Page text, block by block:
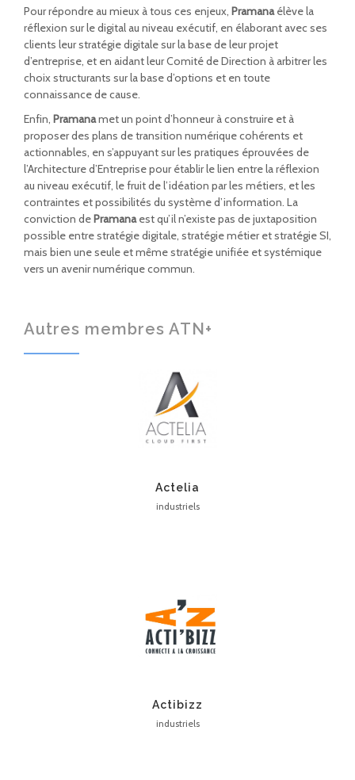
Pour répondre au mieux à tous ces enjeux, Pramanaélève la
réflexion sur le digital au niveau exécutif, en élaborant avec ses
clients leur stratégie digitale sur la base de leur projet
d’entreprise, et en aidant leur Comité de Direction à arbitrer les
choix structurants sur la base d’options et en toute
connaissance de cause.
Enfin, Pramanamet un point d’honneur à construire et à
proposer des plans de transition numérique cohérents et
actionnables, en s’appuyant sur les pratiques éprouvées de
l’Architecture d’Entreprise pour établir le lien entre la réflexion
au niveau exécutif, le fruit de l’idéation par les métiers, et les
contraintes et possibilités du système d’information. La
conviction dePramanaest qu’il n’existe pas de juxtaposition
possible entre stratégie digitale, stratégie métier et stratégie SI,
mais bien une seule et même stratégie unifiée et systémique
vers un avenir numérique commun.
Autres membres ATN+
Actelia
industriels
Actibizz
industriels